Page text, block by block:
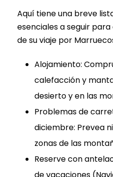
Aquí tiene una breve
esenciales a seguir
de su viaje por
Alojamiento:
calefacción y
desierto y en las
Problemas de
diciembre: Prevea
zonas de las
Reserve con